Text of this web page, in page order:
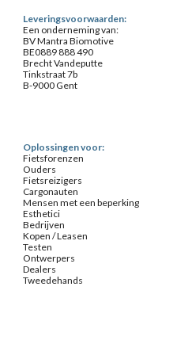
Leveringsvoorwaarden:
Een onderneming van:
BV Mantra Biomotive
BE0889 888 490
Brecht Vandeputte
Tinkstraat 7b
B-9000 Gent
Oplossingen voor:
Fietsforenzen
Ouders
Fietsreizigers
Cargonauten
Mensen met een beperking
Esthetici
Bedrijven
Kopen / Leasen
Testen
Ontwerpers
Dealers
Tweedehands